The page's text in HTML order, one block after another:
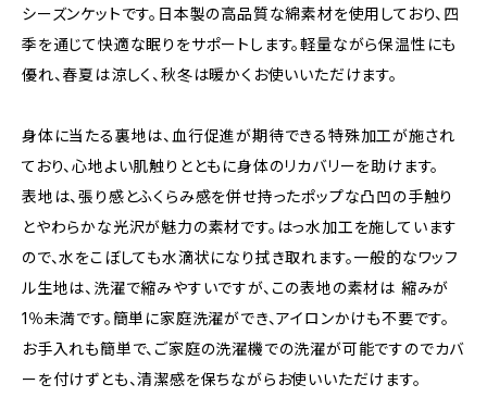
シーズンケットです。日本製の高品質な綿素材を使用しており、四
季を通じて快適な眠りをサポートします。軽量ながら保温性にも
優れ、春夏は涼しく、秋冬は暖かくお使いいただけます。
身体に当たる裏地は、血行促進が期待できる特殊加工が施され
ており、心地よい肌触りとともに身体のリカバリーを助けます。
表地は、張り感とふくらみ感を併せ持ったポップな凸凹の手触り
とやわらかな光沢が魅力の素材です。はっ水加工を施しています
ので、水をこぼしても水滴状になり拭き取れます。一般的なワッフ
ル生地は、洗濯で縮みやすいですが、この表地の素材は 縮みが
1％未満です。簡単に家庭洗濯ができ、アイロンかけも不要です。
お手入れも簡単で、ご家庭の洗濯機での洗濯が可能ですのでカバ
ーを付けずとも、清潔感を保ちながらお使いいただけます。